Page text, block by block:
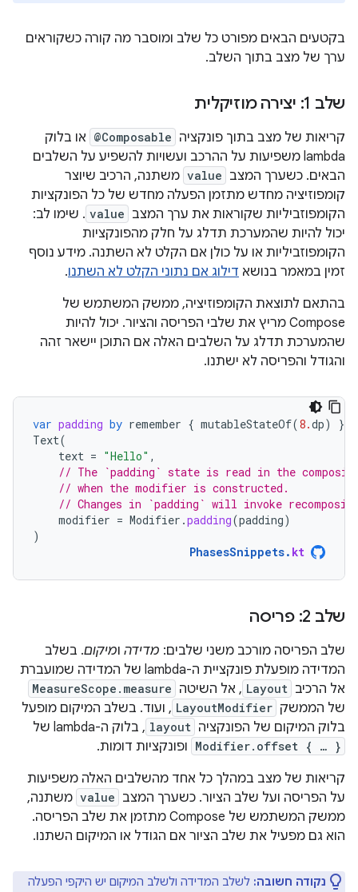
בקטעים הבאים מפורט כל שלב ומוסבר מה קורה כשקוראים
ערך של מצב בתוך השלב.
שלב 1: יצירה מוזיקלית
קריאות של מצב בתוך פונקציה @Composable או בלוק
lambda משפיעות על ההרכב ועשויות להשפיע על השלבים
הבאים. כשערך המצב value משתנה, הרכיב שיוצר
קומפוזיציה מחדש מתזמן הפעלה מחדש של כל הפונקציות
הקומפוזביליות שקוראות את ערך המצב value . שימו לב:
יכול להיות שהמערכת תדלג על חלק מהפונקציות
הקומפוזביליות או על כולן אם הקלט לא השתנה. מידע נוסף
זמין במאמר בנושא דילוג אם נתוני הקלט לא השתנו.
בהתאם לתוצאת הקומפוזיציה, ממשק המשתמש של
Compose מריץ את שלבי הפריסה והציור. יכול להיות
שהמערכת תדלג על השלבים האלה אם התוכן יישאר זהה
והגודל והפריסה לא ישתנו.
var padding by remember { mutableStateOf(8.dp)
}
Text(
text = "Hello" ,
// The `padding` state is read in the
// when the modifier is constructed.
// Changes in `padding` will invoke
modifier = Modifier .padding(padding)
)
PhasesSnippets. kt
שלב 2: פריסה
שלב הפריסה מורכב משני שלבים: מדידה ומיקום. בשלב
המדידה מופעלת פונקציית ה-lambda של המדידה שמועברת
אל הרכיב Layout , אל השיטה MeasureScope.measure
של הממשק LayoutModifier , ועוד. בשלב המיקום מופעל
בלוק המיקום של הפונקציה layout , בלוק ה-lambda של
Modifier.offset { … } ופונקציות דומות.
קריאות של מצב במהלך כל אחד מהשלבים האלה משפיעות
על הפריסה ועל שלב הציור. כשערך המצב value משתנה,
ממשק המשתמש של Compose מתזמן את שלב הפריסה.
הוא גם מפעיל את שלב הציור אם הגודל או המיקום השתנו.
נקודה חשובה: לשלב המדידה ולשלב המיקום יש היקפי הפעלה